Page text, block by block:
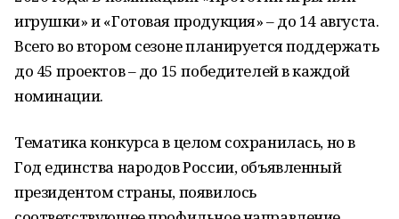
игрушки» и «Готовая продукция» – до 14 августа.
Всего во втором сезоне планируется поддержать
до 45 проектов – до 15 победителей в каждой
номинации.
Тематика конкурса в целом сохранилась, но в
Год единства народов России, объявленный
президентом страны, появилось